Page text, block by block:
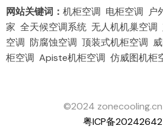
网站关键词： 机柜空调 电柜空调 户
家 全天候空调系统 无人机机巢空调
空调 防腐蚀空调 顶装式机柜空调
柜空调 Apiste机柜空调 仿威图机柜
©2024 zonecooling.cn
粤ICP备